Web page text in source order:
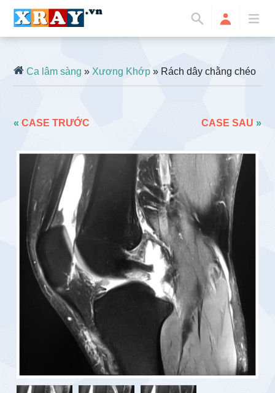
Ca lâm sàng »Xương Khớp » Rách dây chằng chéo
«CASE TRƯỚC CASE SAU »